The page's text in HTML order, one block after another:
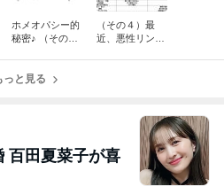
ホメオパシー的
秘密♪ （その
（その１）
（その４）最
近、悪性リンパ
っと見る
百田夏菜子が喜